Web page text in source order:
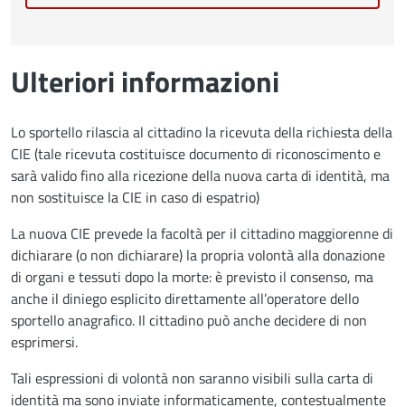
Ulteriori informazioni
Lo sportello rilascia al cittadino la ricevuta della richiesta della
CIE (tale ricevuta costituisce documento di riconoscimento e
sarà valido fino alla ricezione della nuova carta di identità, ma
non sostituisce la CIE in caso di espatrio)
La nuova CIE prevede la facoltà per il cittadino maggiorenne di
dichiarare (o non dichiarare) la propria volontà alla donazione
di organi e tessuti dopo la morte: è previsto il consenso, ma
anche il diniego esplicito direttamente all’operatore dello
sportello anagrafico. Il cittadino può anche decidere di non
esprimersi.
Tali espressioni di volontà non saranno visibili sulla carta di
identità ma sono inviate informaticamente, contestualmente